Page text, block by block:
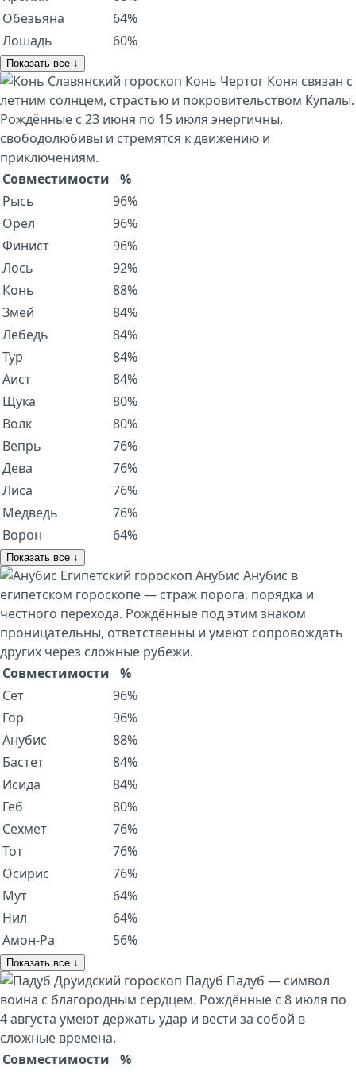
Обезьяна
64%
Лошадь
60%
Показать все ↓
Славянский гороскоп Конь Чертог Коня связан с
летним солнцем, страстью и покровительством Купалы.
Рождённые с 23 июня по 15 июля энергичны,
свободолюбивы и стремятся к движению и
приключениям.
Совместимости
%
Рысь
96%
Орёл
96%
Финист
96%
Лось
92%
Конь
88%
Змей
84%
Лебедь
84%
Тур
84%
Аист
84%
Щука
80%
Волк
80%
Вепрь
76%
Дева
76%
Лиса
76%
Медведь
76%
Ворон
64%
Показать все ↓
Египетский гороскоп Анубис Анубис в
египетском гороскопе — страж порога, порядка и
честного перехода. Рождённые под этим знаком
проницательны, ответственны и умеют сопровождать
других через сложные рубежи.
Совместимости
%
Сет
96%
Гор
96%
Анубис
88%
Бастет
84%
Исида
84%
Геб
80%
Сехмет
76%
Тот
76%
Осирис
76%
Мут
64%
Нил
64%
Амон-Ра
56%
Показать все ↓
Друидский гороскоп Падуб Падуб — символ
воина с благородным сердцем. Рождённые с 8 июля по
4 августа умеют держать удар и вести за собой в
сложные времена.
Совместимости
%